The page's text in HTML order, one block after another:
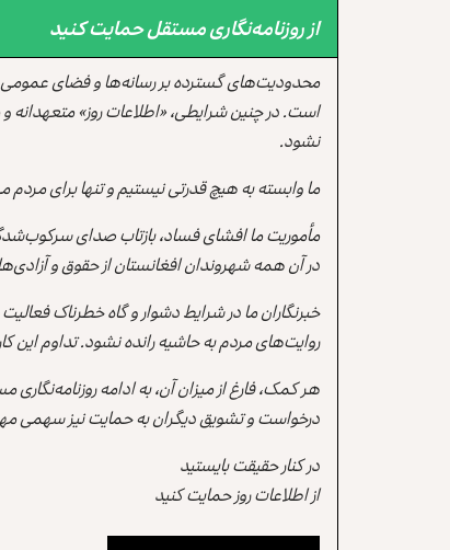
از روزنامه‌نگاری مستقل حمایت کنید
محدودیت‌های گسترده بر رسانه‌ها و فضای
است. در چنین شرایطی، «اطلاعات روز»
نشود.
ما وابسته به هیچ قدرتی نیستیم و تنها برای
مأموریت ما افشای فساد، بازتاب صدای
در آن همه شهروندان افغانستان از حقوق و
خبرنگاران ما در شرایط دشوار و گاه خطرناک
روایت‌های مردم به حاشیه رانده نشود. تداوم
هر کمک، فارغ از میزان آن، به ادامه
درخواست و تشویق دیگران به حمایت نیز سهمی
در کنار حقیقت بایستید
از اطلاعات روز حمایت کنید